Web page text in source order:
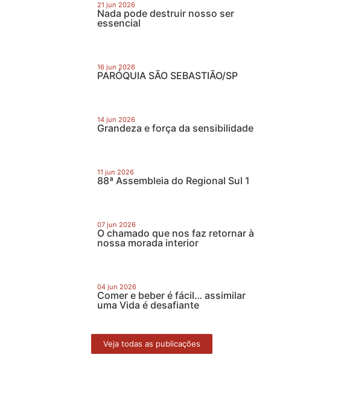
21 jun 2026
Nada pode destruir nosso ser
essencial
16 jun 2026
PARÓQUIA SÃO SEBASTIÃO/SP
14 jun 2026
Grandeza e força da sensibilidade
11 jun 2026
88ª Assembleia do Regional Sul 1
07 jun 2026
O chamado que nos faz retornar à
nossa morada interior
04 jun 2026
Comer e beber é fácil… assimilar
uma Vida é desafiante
Veja todas as publicações